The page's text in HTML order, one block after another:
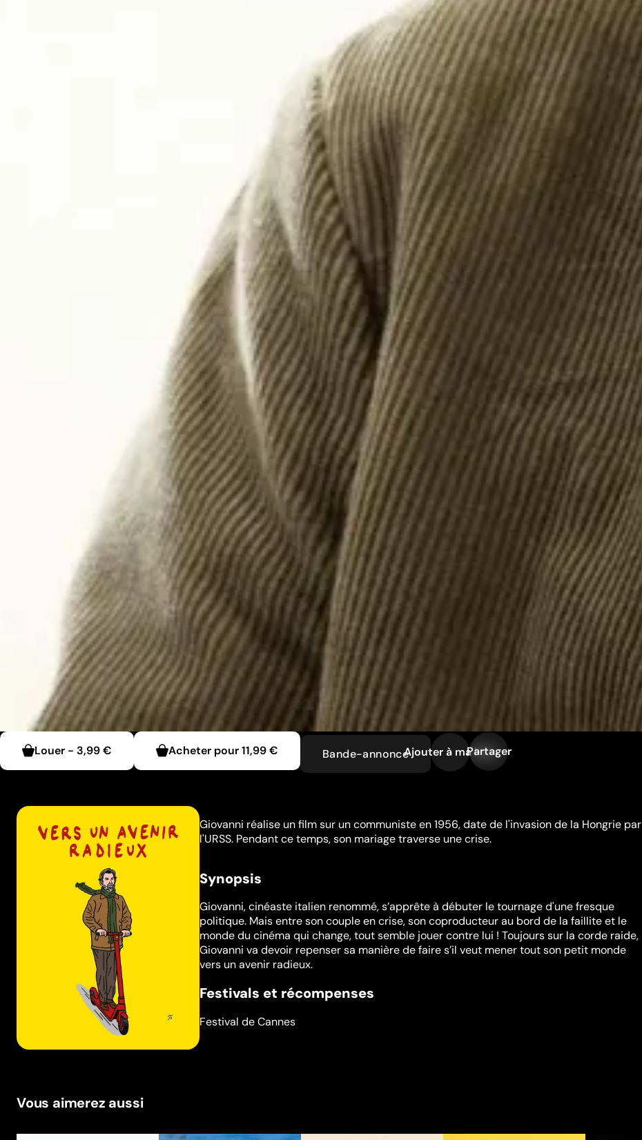
Louer - 3,99 € Acheter pour11,99 € Bande-annonceAjouter à ma liste
Partager
Giovanni réalise un film sur un communiste en 1956, date de l'invasion de la Hongrie par
l'URSS. Pendant ce temps, son mariage traverse une crise.
Synopsis
Giovanni, cinéaste italien renommé, s’apprête à débuter le tournage d'une fresque
politique. Mais entre son couple en crise, son coproducteur au bord de la faillite et le
monde du cinéma qui change, tout semble jouer contre lui ! Toujours sur la corde raide,
Giovanni va devoir repenser sa manière de faire s’il veut mener tout son petit monde
vers un avenir radieux.
Festivals et récompenses
Festival de Cannes
Vous aimerez aussi